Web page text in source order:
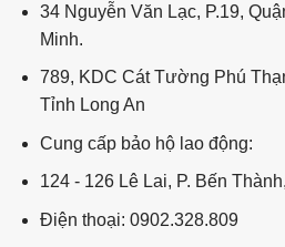
34 Nguyễn Văn Lạc, P.19,
Minh.
789, KDC Cát Tường Phú
Tỉnh Long An
Cung cấp bảo hộ lao động:
124 - 126 Lê Lai, P. Bến
Điện thoại: 0902.328.809